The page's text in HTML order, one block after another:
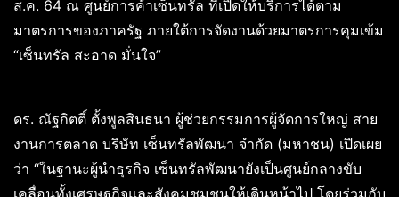
ส.ค. 64 ณ ศูนย์การค้าเซ็นทรัล ที่เปิดให้บริการได้ตาม
มาตรการของภาครัฐ ภายใต้การจัดงานด้วยมาตรการคุมเข้ม
“เซ็นทรัล สะอาด มั่นใจ”
ดร. ณัฐกิตติ์ ตั้งพูลสินธนา ผู้ช่วยกรรมการผู้จัดการใหญ่ สาย
งานการตลาด บริษัท เซ็นทรัลพัฒนา จำกัด (มหาชน) เปิดเผย
ว่า “ในฐานะผู้นำธุรกิจ เซ็นทรัลพัฒนายังเป็นศูนย์กลางขับ